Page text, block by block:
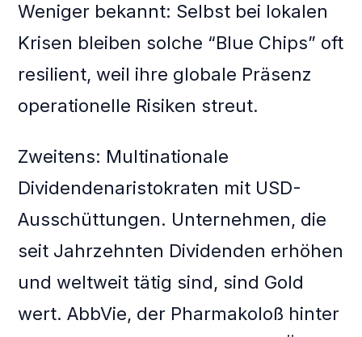
Weniger bekannt: Selbst bei lokalen
Krisen bleiben solche “Blue Chips” oft
resilient, weil ihre globale Präsenz
operationelle Risiken streut.
Zweitens: Multinationale
Dividendenaristokraten mit USD-
Ausschüttungen. Unternehmen, die
seit Jahrzehnten Dividenden erhöhen
und weltweit tätig sind, sind Gold
wert. AbbVie, der Pharmakoloß hinter